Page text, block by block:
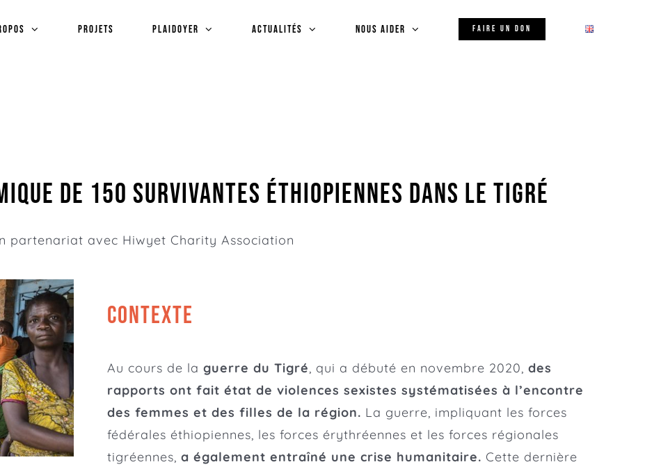
Projets plaidoyer Actualités Nous aider FAIRE UN DON
de 150 Survivantes éthiopiennes dans le Tigré
partenariat avec Hiwyet Charity Association
CONTEXTE
Au cours de laguerre du Tigré, qui a débuté en novembre 2020,des
rapports ont fait état de violences sexistes systématisées à l’encontre
des femmes et des filles de la région. La guerre, impliquant les forces
fédérales éthiopiennes, les forces érythréennes et les forces régionales
tigréennes,a également entraîné une crise humanitaire. Cette dernière